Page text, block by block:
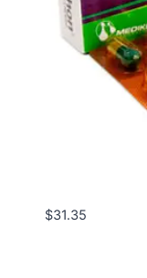
$31.35